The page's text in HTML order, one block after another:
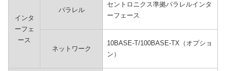
インタ
ーフェ
ース
パラレル
セントロニクス準拠パラレルインタ
ーフェース
ネットワーク
10BASE-T/100BASE-TX（オプショ
ン）